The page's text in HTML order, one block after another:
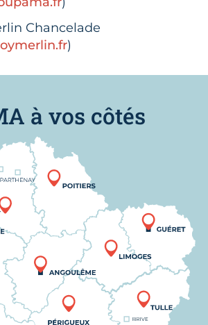
Chancelade
)
à vos côtés